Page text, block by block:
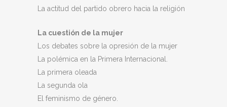
La actitud del partido obrero hacia la religión
La cuestión de la mujer
Los debates sobre la opresión de la mujer
La polémica en la Primera Internacional.
La primera oleada
La segunda ola
El feminismo de género.